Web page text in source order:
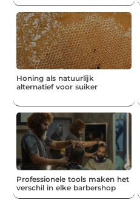
Honing als natuurlijk
alternatief voor suiker
Professionele tools maken het
verschil in elke barbershop